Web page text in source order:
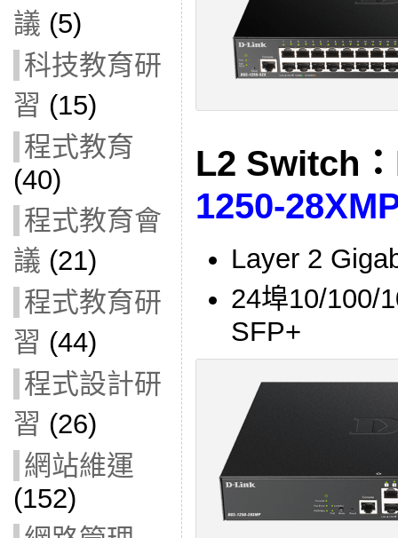
議 (5)
科技教育研
習 (15)
程式教育
(40)
程式教育會
議 (21)
程式教育研
習 (44)
程式設計研
習 (26)
網站維運
(152)
L2 Switch：
1250-
Layer 2
24埠10/100/
SFP+